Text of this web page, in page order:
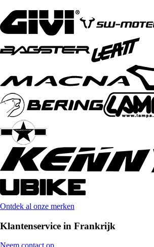
Ontdek al onze merken
Klantenservice in Frankrijk